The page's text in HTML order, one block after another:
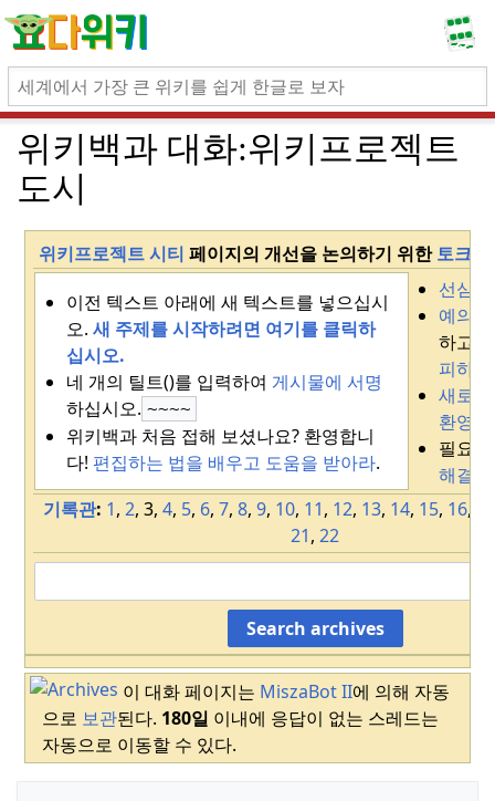
위키백과 대화:위키프로젝트
도시
위키프로젝트 시티 페이지의 개선을 논의하기 위한토크
이전 텍스트 아래에 새 텍스트를 넣으십시
오. 새 주제를 시작하려면 여기를 클릭하
십시오.
네 개의 틸트()를 입력하여 게시물에 서명
하십시오. ~~~~
위키백과 처음 접해 보셨나요?환영합니
다! 편집하는 법을 배우고 도움을 받아라.
선심
예의
하고
피하라
새로
환영
필요
해결
기록관: 1,2, 3,4, 5, 6,7,8,9, 10, 11, 12, 13, 14, 15, 16,
21,22
위키프로젝트 도시 (등급 프로젝트 등급)
이 대화 페이지는 MiszaBot II에 의해 자동
으로 보관된다. 180일 이내에 응답이 없는 스레드는
자동으로 이동할 수 있다.